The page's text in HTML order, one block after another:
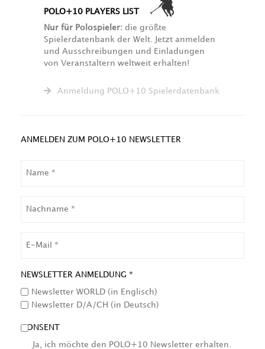
POLO+10 PLAYERS LIST
Nur für Polospieler: die größte
Spielerdatenbank der Welt. Jetzt anmelden
und Ausschreibungen und Einladungen
von Veranstaltern weltweit erhalten!
Anmeldung POLO+10 Spielerdatenbank
ANMELDEN ZUM POLO+10 NEWSLETTER
NEWSLETTER ANMELDUNG *
Newsletter WORLD (in Englisch)
Newsletter D/A/CH (in Deutsch)
CONSENT
Ja, ich möchte den POLO+10 Newsletter erhalten.